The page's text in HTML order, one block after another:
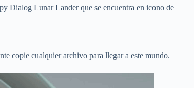
Dialog Lunar Lander que se encuentra en icono de
copie cualquier archivo para llegar a este mundo.